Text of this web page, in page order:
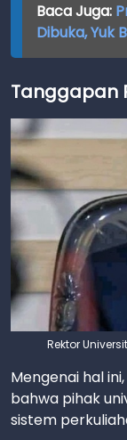
Baca Juga:
Dibuka, Yuk
Tanggapan
Rektor
Mengenai hal
bahwa pihak
sistem